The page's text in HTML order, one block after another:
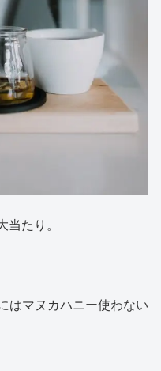
たり。
はマヌカハニー使わない